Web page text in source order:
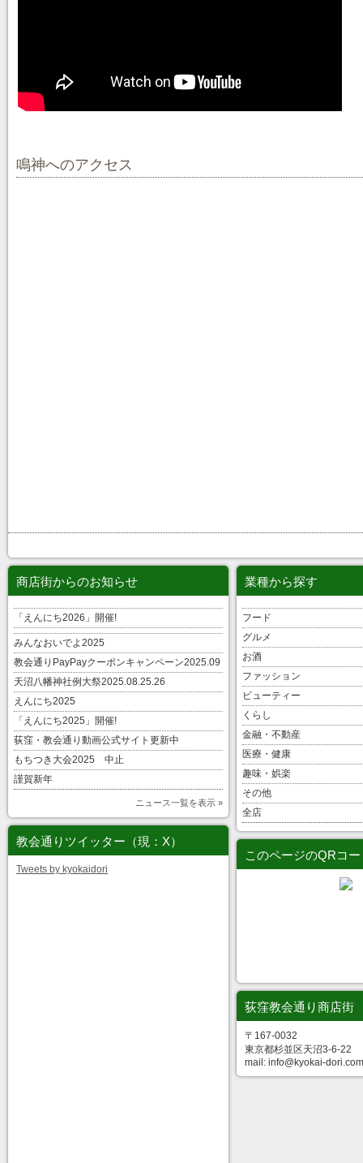
鳴神へのアクセス
商店街からのお知らせ
「えんにち2026」開催!
みんなおいでよ2025
教会通りPayPayクーポンキャンペーン2025.09
天沼八幡神社例大祭2025.08.25.26
えんにち2025
「えんにち2025」開催!
荻窪・教会通り動画公式サイト更新中
もちつき大会2025 中止
謹賀新年
ニュース一覧を表示 »
業種から探す
フード
グルメ
お酒
ファッション
ビューティー
くらし
金融・不動産
医療・健康
趣味・娯楽
その他
全店
教会通りツイッター（現：X）
Tweets by kyokaidori
このページのQRコー
荻窪教会通り商店街
〒167-0032
東京都杉並区天沼3-6-22
mail: info@kyokai-dori.com